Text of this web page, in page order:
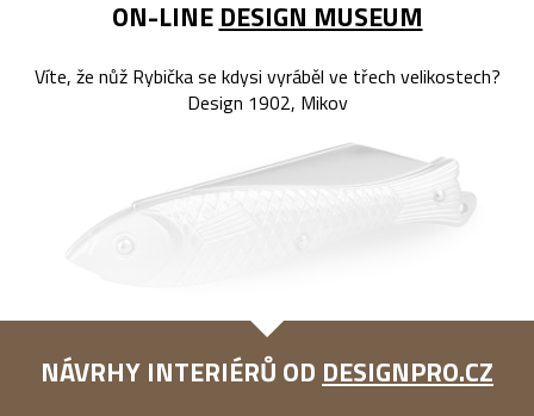
ON-LINE DESIGN MUSEUM
Víte, že nůž Rybička se kdysi vyráběl ve třech velikostech?
Design 1902, Mikov
NÁVRHY INTERIÉRŮ OD DESIGNPRO.CZ